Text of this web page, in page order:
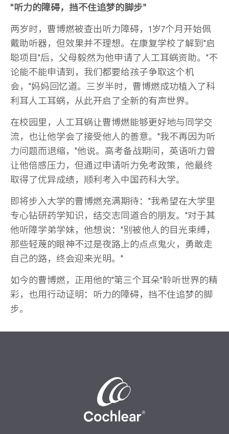
“听力的障碍，挡不住追梦的脚步”
两岁时，曹博燃被查出听力障碍，1岁7个月开始佩
戴助听器，但效果并不理想。在康复学校了解到"启
聪项目"后，父母毅然为他申请了人工耳蜗资助。"不
论能不能申请到，我们都要给孩子争取这个机
会，"妈妈回忆道。三岁半时，曹博燃成功植入了科
利耳人工耳蜗，从此开启了全新的有声世界。
在校园里，人工耳蜗让曹博燃能够更好地与同学交
流，也让他学会了接受他人的善意。"我不再因为听
力问题而退缩，"他说。高考备战期间，英语听力曾
让他倍感压力，但通过申请听力免考政策，他最终
取得了优异成绩，顺利考入中国药科大学。
即将步入大学的曹博燃充满期待："我希望在大学里
专心钻研药学知识，结交志同道合的朋友。"对于其
他听障学弟学妹，他想说："别被他人的目光束缚，
那些轻蔑的眼神不过是夜路上的点点鬼火，勇敢走
自己的路，终会迎来光明。"
如今的曹博燃，正用他的"第三个耳朵"聆听世界的精
彩，也用行动证明：听力的障碍，挡不住追梦的脚
步。